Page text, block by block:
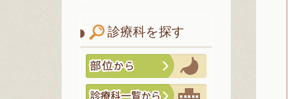
診療科を探す